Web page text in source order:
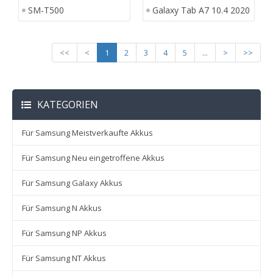
SM-T500 Galaxy Tab A7 10.4 2020
<< < 1 2 3 4 5 ... > >>
KATEGORIEN
Für Samsung Meistverkaufte Akkus
Für Samsung Neu eingetroffene Akkus
Für Samsung Galaxy Akkus
Für Samsung N Akkus
Für Samsung NP Akkus
Für Samsung NT Akkus